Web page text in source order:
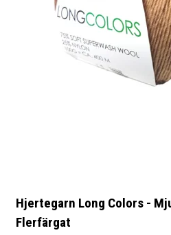
Hjertegarn Long Colors -
Flerfärgat